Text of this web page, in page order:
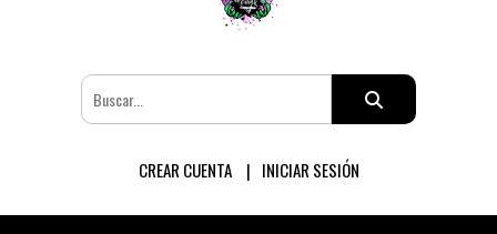
CREAR CUENTA INICIAR SESIÓN